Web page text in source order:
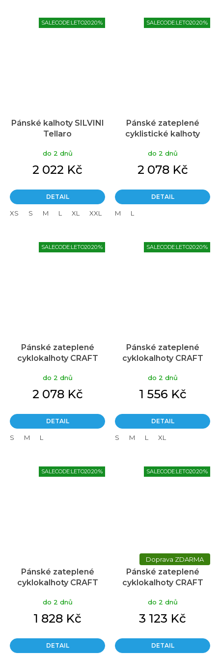
SALECODE:LETO20:20:%
Pánské kalhoty SILVINI
Tellaro
do 2 dnů
2 022 Kč
DETAIL
XS S M L XL XXL 3XL
SALECODE:LETO20:20:%
Pánské zateplené
cyklistické kalhoty
Lumen Wind (C3) žluté
do 2 dnů
2 078 Kč
DETAIL
M L
SALECODE:LETO20:20:%
Pánské zateplené
cyklokalhoty CRAFT
černé
do 2 dnů
2 078 Kč
DETAIL
S M L
SALECODE:LETO20:20:%
Pánské zateplené
cyklokalhoty CRAFT
do 2 dnů
1 556 Kč
DETAIL
S M L XL
SALECODE:LETO20:20:%
Pánské zateplené
cyklokalhoty CRAFT
černé
do 2 dnů
1 828 Kč
DETAIL
SALECODE:LETO20:20:%
ZDARMA
Pánské zateplené
cyklokalhoty CRAFT
černé
do 2 dnů
3 123 Kč
DETAIL